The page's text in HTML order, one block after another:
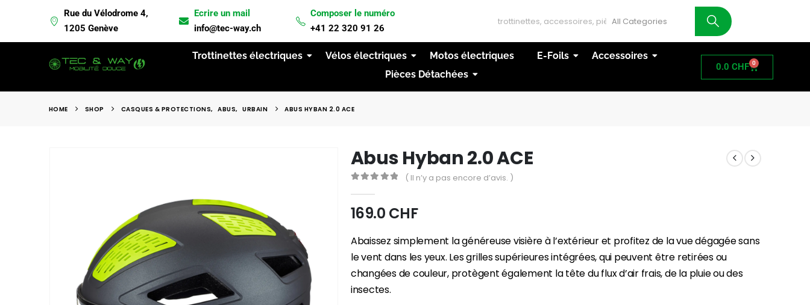
Rue du Vélodrome 4,
1205 Genève
Ecrire un mail
info@tec-way.ch
Composer le numéro
+41 22 320 91 26
Trottinettes électriques Vélos électriques Motos électriques E-Foils
Accessoires
Pièces Détachées
0.0CHF 0
HOME SHOP CASQUES & PROTECTIONS, ABUS, URBAIN ABUS HYBAN 2.0 ACE
Abus Hyban 2.0 ACE
( Il n’y a pas encore d’avis. )
169.0 CHF
Abaissez simplement la généreuse visière à l’extérieur et profitez de la vue dégagée sans
le vent dans les yeux. Les grilles supérieures intégrées, qui peuvent être retirées ou
changées de couleur, protègent également la tête du flux d’air frais, de la pluie ou des
insectes.
LIVRAISON GRATUITE A PARTIR DE 200CHF D'ACHAT